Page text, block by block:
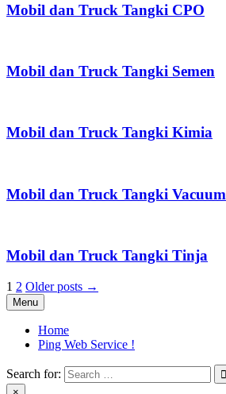
Mobil dan Truck Tangki CPO
Mobil dan Truck Tangki Semen
Mobil dan Truck Tangki Kimia
Mobil dan Truck Tangki Vacuum
Mobil dan Truck Tangki Tinja
Posts
pagination
1 2 Older posts →
Menu
Home
Ping Web Service !
Search for: